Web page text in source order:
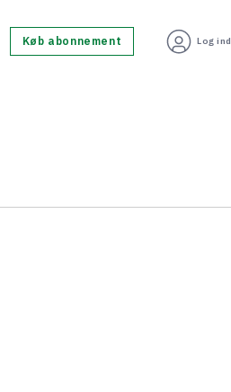
Køb abonnement Log ind